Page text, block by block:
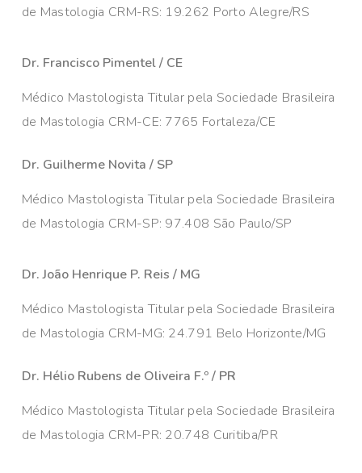
de Mastologia CRM-RS: 19.262 Porto Alegre/RS
Dr. Francisco Pimentel / CE
Médico Mastologista Titular pela Sociedade Brasileira
de Mastologia CRM-CE: 7765 Fortaleza/CE
Dr. Guilherme Novita / SP
Médico Mastologista Titular pela Sociedade Brasileira
de Mastologia CRM-SP: 97.408 São Paulo/SP
Dr. João Henrique P. Reis / MG
Médico Mastologista Titular pela Sociedade Brasileira
de Mastologia CRM-MG: 24.791 Belo Horizonte/MG
Dr. Hélio Rubens de Oliveira F.º / PR
Médico Mastologista Titular pela Sociedade Brasileira
de Mastologia CRM-PR: 20.748 Curitiba/PR